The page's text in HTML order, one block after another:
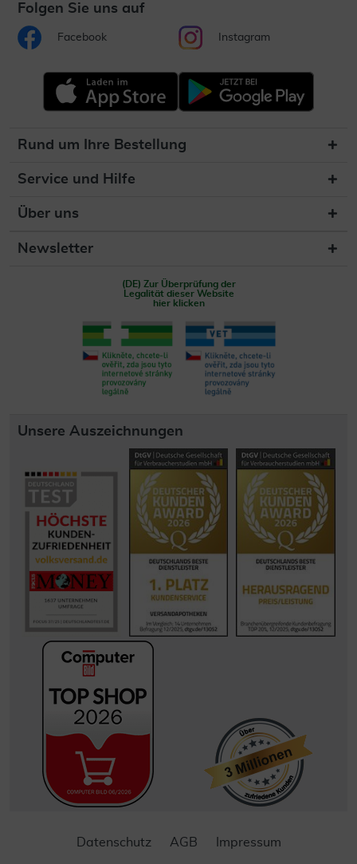
Folgen Sie uns auf
Facebook Instagram
Rund um Ihre Bestellung
Service und Hilfe
Über uns
Newsletter
(DE) Zur Überprüfung der
Legalität dieser Website
hier klicken
Unsere Auszeichnungen
Datenschutz AGB Impressum